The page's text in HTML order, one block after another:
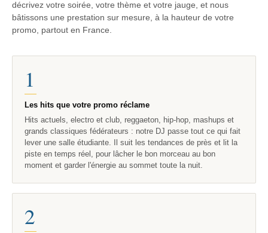
décrivez votre soirée, votre thème et votre jauge, et nous
bâtissons une prestation sur mesure, à la hauteur de votre
promo, partout en France.
1
Les hits que votre promo réclame
Hits actuels, electro et club, reggaeton, hip-hop, mashups et
grands classiques fédérateurs : notre DJ passe tout ce qui fait
lever une salle étudiante. Il suit les tendances de près et lit la
piste en temps réel, pour lâcher le bon morceau au bon
moment et garder l'énergie au sommet toute la nuit.
2